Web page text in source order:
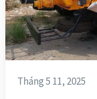
Tháng 5 11, 2025